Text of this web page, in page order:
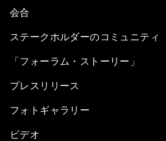
会合
ステークホルダーのコミュニティ
「フォーラム・ストーリー」
プレスリリース
フォトギャラリー
ビデオ